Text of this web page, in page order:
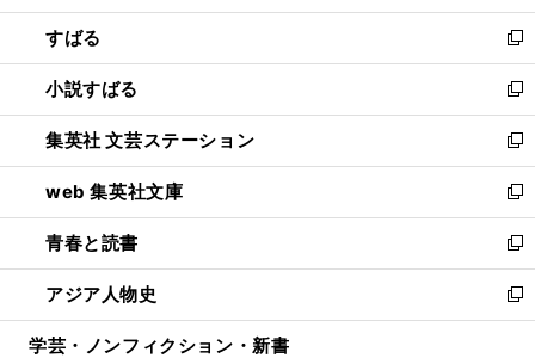
開
く
ウ
で
開
く
ン
ド
ウ
で
開
く
すばる
新
し
い
ウ
ィ
ン
ド
ウ
で
開
く
小説すばる
新
し
い
ウ
ィ
ン
ド
ウ
で
開
集英社 文芸ステーション
新
し
い
ウ
ィ
ン
ド
ウ
web 集英社文庫
新
し
い
ウ
ィ
ン
青春と読書
新
し
い
ウ
アジア人物史
新
し
学芸・ノンフィクション・新書